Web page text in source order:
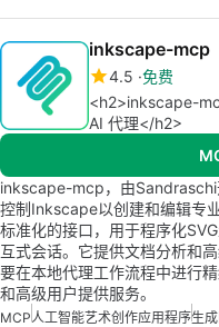
inkscape-mcp
4.5 免费
<h2>inkscape-
AI 代理</h2>
inkscape-mcp，由Sandraschi
控制Inkscape以创建和编辑专
标准化的接口，用于程序化
互式会话。它提供文档分析和
要在本地代理工作流程中进行
和高级用户提供服务。
MCP人工智能艺术创作应用程序生